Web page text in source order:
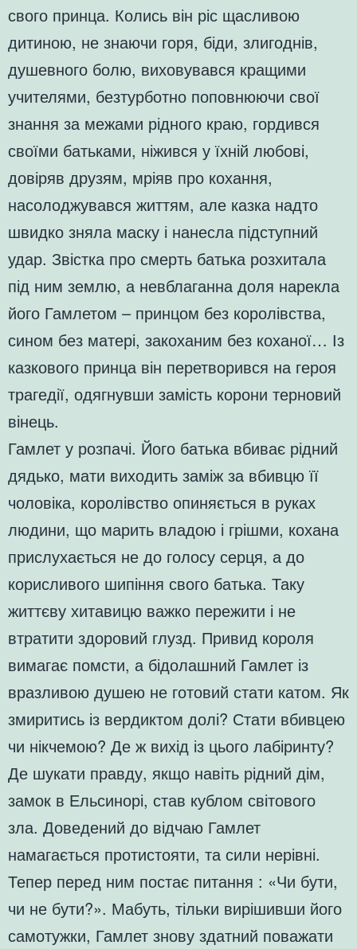
свого принца. Колись він ріс щасливою
дитиною, не знаючи горя, біди, злигоднів,
душевного болю, виховувався кращими
учителями, безтурботно поповнюючи свої
знання за межами рідного краю, гордився
своїми батьками, ніжився у їхній любові,
довіряв друзям, мріяв про кохання,
насолоджувався життям, але казка надто
швидко зняла маску і нанесла підступний
удар. Звістка про смерть батька розхитала
під ним землю, а невблаганна доля нарекла
його Гамлетом – принцом без королівства,
сином без матері, закоханим без коханої… Із
казкового принца він перетворився на героя
трагедії, одягнувши замість корони терновий
вінець.
Гамлет у розпачі. Його батька вбиває рідний
дядько, мати виходить заміж за вбивцю її
чоловіка, королівство опиняється в руках
людини, що марить владою і грішми, кохана
прислухається не до голосу серця, а до
корисливого шипіння свого батька. Таку
життєву хитавицю важко пережити і не
втратити здоровий глузд. Привид короля
вимагає помсти, а бідолашний Гамлет із
вразливою душею не готовий стати катом. Як
змиритись із вердиктом долі? Стати вбивцею
чи нікчемою? Де ж вихід із цього лабіринту?
Де шукати правду, якщо навіть рідний дім,
замок в Ельсинорі, став кублом світового
зла. Доведений до відчаю Гамлет
намагається протистояти, та сили нерівні.
Тепер перед ним постає питання : «Чи бути,
чи не бути?». Мабуть, тільки вирішивши його
самотужки, Гамлет знову здатний поважати